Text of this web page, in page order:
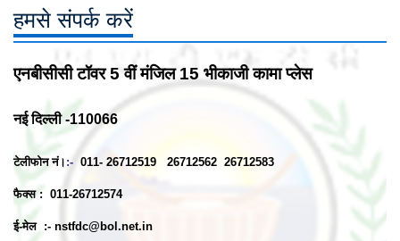
हमसे संपर्क करें
एनबीसीसी टॉवर 5 वीं मंजिल 15 भीकाजी कामा प्लेस
नई दिल्ली -110066
टेलीफोन नं। :- 011- 26712519 26712562 26712583
फैक्स : 011-26712574
ई-मेल :- nstfdc@bol.net.in